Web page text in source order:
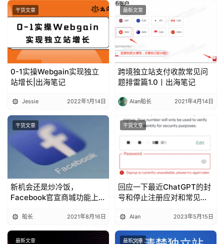
干货文章
0-1实操Webgain实现独立
站增长|出海笔记
Jessie 2022年1月14日
最新文章
跨境独立站支付收款常见问
题排雷篇1.0丨出海笔记
Alan船长 2021年4月14日
干货文章
新机会还是炒冷饭，
Facebook官宣商城功能上线
船长 2021年8月16日
干货文章
回应一下最近ChatGPT的封
号和停止注册应对和常见问
Alan 2023年5月15日
最新文章 最新文章